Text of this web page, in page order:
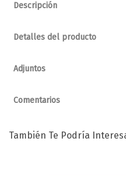
Descripción
Detalles del producto
Adjuntos
Comentarios
También Te Podría